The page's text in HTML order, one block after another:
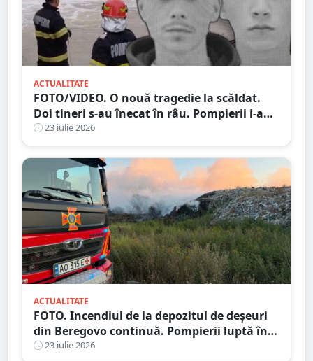
ACTUALITATE
FOTO/VIDEO. O nouă tragedie la scăldat.
Doi tineri s-au înecat în râu. Pompierii i-au
găsit după două zile
23 iulie 2026
ACTUALITATE
FOTO. Incendiul de la depozitul de deșeuri
din Beregovo continuă. Pompierii luptă în
continuare cu focarele ascunse
23 iulie 2026